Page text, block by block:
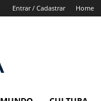
Entrar / Cadastrar Home